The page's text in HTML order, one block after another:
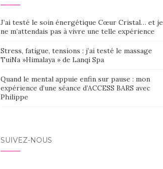
J’ai testé le soin énergétique Cœur Cristal… et je
ne m’attendais pas à vivre une telle expérience
Stress, fatigue, tensions : j’ai testé le massage
TuiNa »Himalaya » de Lanqi Spa
Quand le mental appuie enfin sur pause : mon
expérience d’une séance d’ACCESS BARS avec
Philippe
SUIVEZ-NOUS